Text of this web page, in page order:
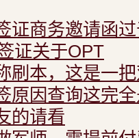
证商务邀请函
证关于OPT
刷本，这是一
原因查询这完
的请看